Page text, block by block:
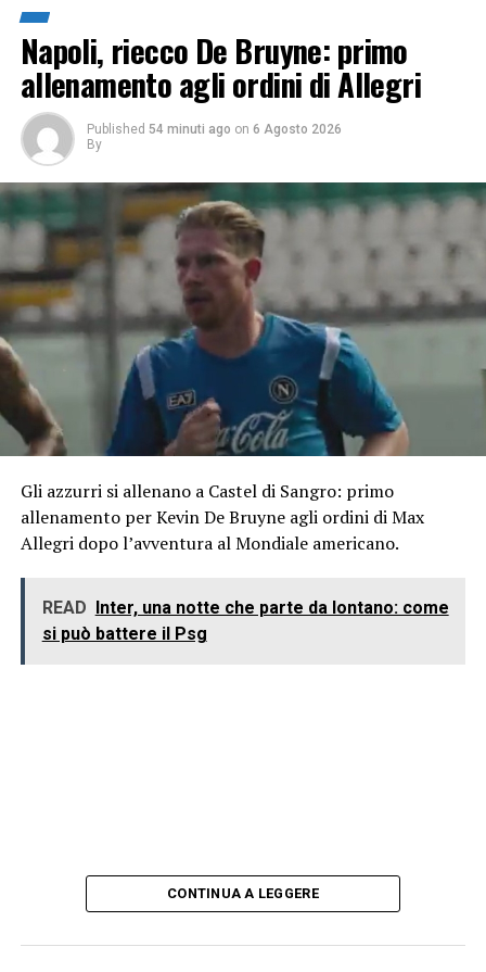
Napoli, riecco De Bruyne: primo
allenamento agli ordini di Allegri
Published 54 minuti ago on 6 Agosto 2026
By
Gli azzurri si allenano a Castel di Sangro: primo
allenamento per Kevin De Bruyne agli ordini di Max
Allegri dopo l’avventura al Mondiale americano.
READ Inter, una notte che parte da lontano: come
si può battere il Psg
CONTINUA A LEGGERE